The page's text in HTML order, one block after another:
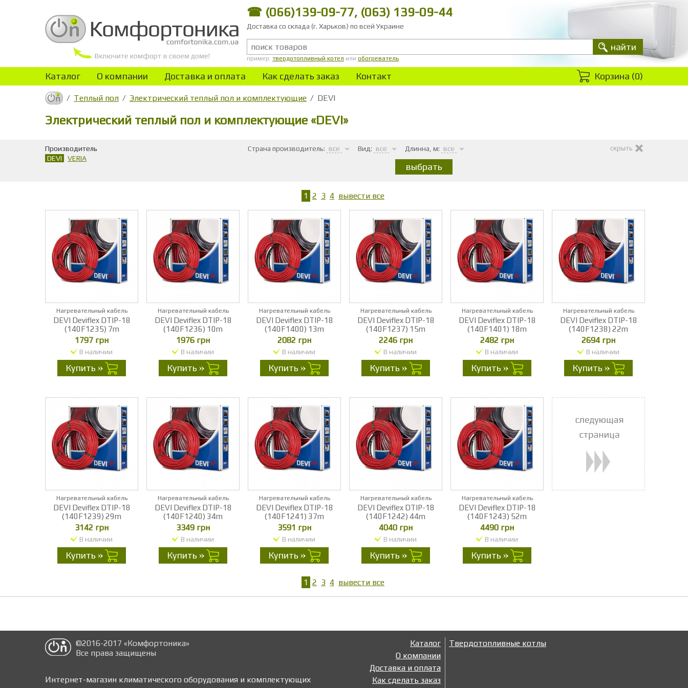
☎ (066)139-09-77, (063) 139-09-44
Доставка со склада (г. Харьков) по всей Украине
пример: твердотопливный котел или обогреватель
Каталог О компании Доставка и оплата Как сделать заказ Контакт Корзина (0)
Теплый пол Электрический теплый пол и комплектующие DEVI
Электрический теплый пол и комплектующие «DEVI»
Производитель
DEVI
VERIA
Страна производитель: все Вид: все Длинна, м: все скрыть
1 2 3 4 вывести все
Нагревательный кабель
DEVI Deviflex DTIP-18
(140F1235) 7m
1797 грн
В наличии
Купить
Нагревательный кабель
DEVI Deviflex DTIP-18
(140F1236) 10m
1976 грн
В наличии
Купить
Нагревательный кабель
DEVI Deviflex DTIP-18
(140F1400) 13m
2082 грн
В наличии
Купить
Нагревательный кабель
DEVI Deviflex DTIP-18
(140F1237) 15m
2246 грн
В наличии
Купить
Нагревательный кабель
DEVI Deviflex DTIP-18
(140F1401) 18m
2482 грн
В наличии
Купить
Нагревательный кабель
DEVI Deviflex DTIP-18
(140F1238) 22m
2694 грн
В наличии
Купить
Нагревательный кабель
DEVI Deviflex DTIP-18
(140F1239) 29m
3142 грн
В наличии
Купить
Нагревательный кабель
DEVI Deviflex DTIP-18
(140F1240) 34m
3349 грн
В наличии
Купить
Нагревательный кабель
DEVI Deviflex DTIP-18
(140F1241) 37m
3591 грн
В наличии
Купить
Нагревательный кабель
DEVI Deviflex DTIP-18
(140F1242) 44m
4040 грн
В наличии
Купить
Нагревательный кабель
DEVI Deviflex DTIP-18
(140F1243) 52m
4490 грн
В наличии
Купить
1 2 3 4 вывести все
климатического
©2016-2017 «Комфортоника»
Все права защищены
Интернет-магазин климатического оборудования и комплектующих
Каталог
О компании
Доставка и оплата
Как сделать заказ
Твердотопливные котлы